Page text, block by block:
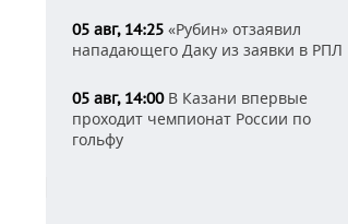
05 авг, 14:25 «Рубин» отзаявил
нападающего Даку из заявки в РПЛ
05 авг, 14:00В Казани впервые
проходит чемпионат России по
гольфу